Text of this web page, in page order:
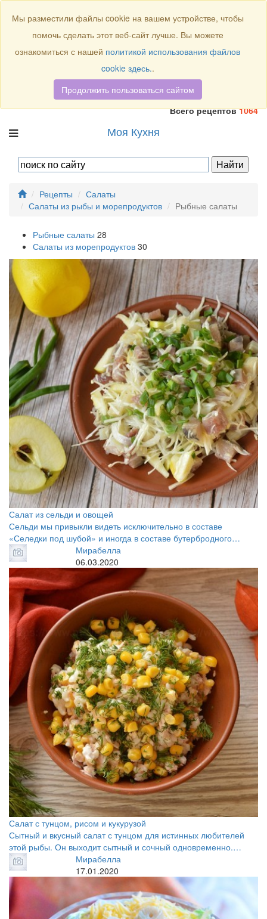
Всего рецептов1064
Моя Кухня
Рецепты
Салаты
Салаты из рыбы и морепродуктов
Рыбные салаты
Рыбные салаты 28
Салаты из морепродуктов 30
Салат из сельди и овощей
Сельди мы привыкли видеть исключительно в составе
«Селедки под шубой» и иногда в составе бутербродного…
Мирабелла
06.03.2020
Салат с тунцом, рисом и кукурузой
Сытный и вкусный салат с тунцом для истинных любителей
этой рыбы. Он выходит сытный и сочный одновременно.…
Мирабелла
17.01.2020
Мы разместили файлы cookie на вашем устройстве, чтобы
помочь сделать этот веб-сайт лучше. Вы можете
ознакомиться с нашей политикой использования файлов
cookie здесь..
Продолжить пользоваться сайтом